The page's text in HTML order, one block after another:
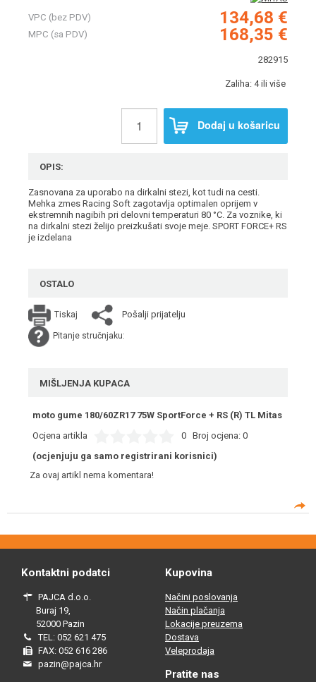
VPC (bez PDV) 134,68 €
MPC (sa PDV) 168,35 €
282915
Zaliha: 4 ili više
Dodaj u košaricu
OPIS:
Zasnovana za uporabo na dirkalni stezi, kot tudi na cesti.
Mehka zmes Racing Soft zagotavlja optimalen oprijem v
ekstremnih nagibih pri delovni temperaturi 80 °C. Za voznike, ki
na dirkalni stezi želijo preizkušati svoje meje. SPORT FORCE+ RS
je izdelana
OSTALO
Tiskaj Pošalji prijatelju
Pitanje stručnjaku:
MIŠLJENJA KUPACA
moto gume 180/60ZR17 75W SportForce + RS (R) TL Mitas
Ocjena artikla
0 Broj ocjena: 0
(ocjenjuju ga samo registrirani korisnici)
Za ovaj artikl nema komentara!
Kontaktni podatci
PAJCA d.o.o.
Buraj 19,
52000 Pazin
TEL: 052 621 475
FAX: 052 616 286
pazin@pajca.hr
Kupovina
Načini poslovanja
Način plačanja
Lokacije preuzema
Dostava
Veleprodaja
Pratite nas